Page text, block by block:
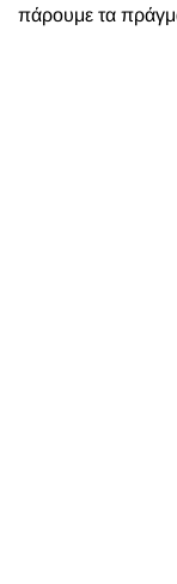
πάρουμε τα